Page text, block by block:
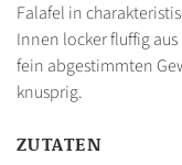
Falafel in
Innen locker fluffig
fein abgestimmten
knusprig.
ZUTATEN